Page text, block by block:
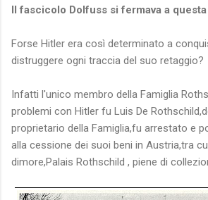
Il fascicolo Dolfuss si fermava a
Forse Hitler era così determinato a
distruggere ogni traccia del suo retaggio?
Infatti l'unico membro della Famiglia
problemi con Hitler fu Luis De
proprietario della Famiglia,fu arrestato e
alla cessione dei suoi beni in Austria,tra
dimore,Palais Rothschild , piene di